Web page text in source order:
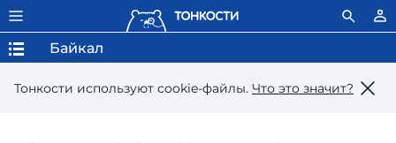
Тонкости используют сookie-файлы. Что это значит?
Байкал